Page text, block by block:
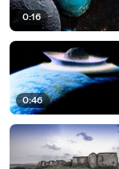
0:16
0:46